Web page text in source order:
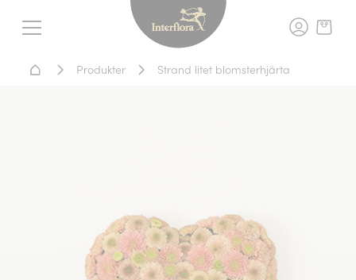
Meny
Interflora -
Hem - Blomsterleverans
Produkter Strand litet blomsterhjärta